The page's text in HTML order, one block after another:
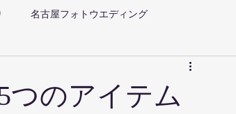
名古屋フォトウエディング
つのアイテム